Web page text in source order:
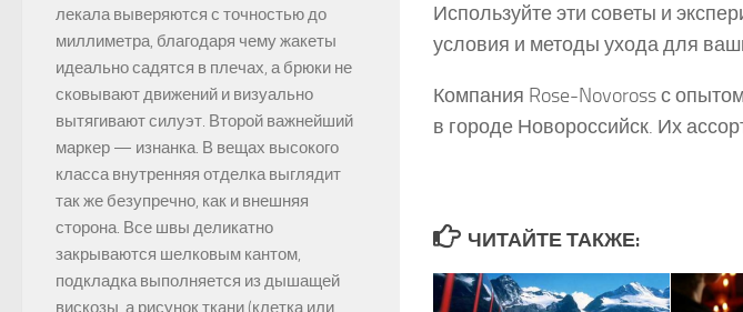
Используйте эти советы и
условия и методы ухода для
Компания Rose-Novoross с
в городе Новороссийск. Их
ЧИТАЙТЕ ТАКЖЕ:
лекала выверяются с точностью до
миллиметра, благодаря чему жакеты
идеально садятся в плечах, а брюки не
сковывают движений и визуально
вытягивают силуэт. Второй важнейший
маркер — изнанка. В вещах высокого
класса внутренняя отделка выглядит
так же безупречно, как и внешняя
сторона. Все швы деликатно
закрываются шелковым кантом,
подкладка выполняется из дышащей
вискозы, а рисунок ткани (клетка или